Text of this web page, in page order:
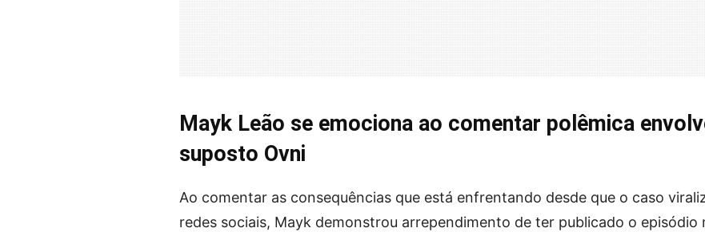
Mayk Leão se emociona ao comentar polêmica
suposto Ovni
Ao comentar as consequências que está enfrentando desde que o caso
redes sociais, Mayk demonstrou arrependimento de ter publicado o episódio